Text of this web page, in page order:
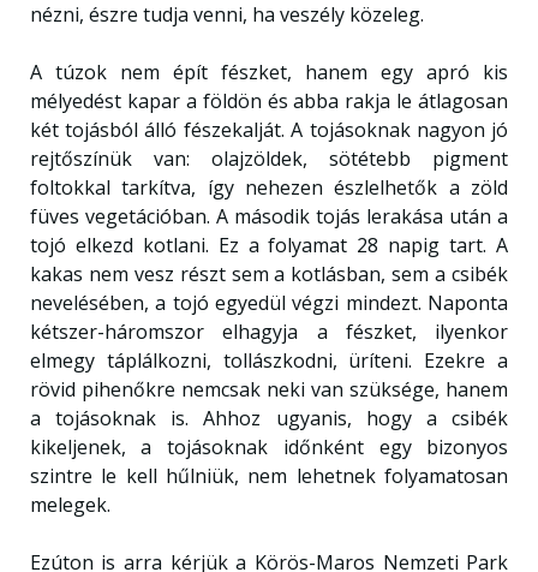
nézni, észre tudja venni, ha veszély közeleg.
A túzok nem épít fészket, hanem egy apró kis
mélyedést kapar a földön és abba rakja le átlagosan
két tojásból álló fészekalját. A tojásoknak nagyon jó
rejtőszínük van: olajzöldek, sötétebb pigment
foltokkal tarkítva, így nehezen észlelhetők a zöld
füves vegetációban. A második tojás lerakása után a
tojó elkezd kotlani. Ez a folyamat 28 napig tart. A
kakas nem vesz részt sem a kotlásban, sem a csibék
nevelésében, a tojó egyedül végzi mindezt. Naponta
kétszer-háromszor elhagyja a fészket, ilyenkor
elmegy táplálkozni, tollászkodni, üríteni. Ezekre a
rövid pihenőkre nemcsak neki van szüksége, hanem
a tojásoknak is. Ahhoz ugyanis, hogy a csibék
kikeljenek, a tojásoknak időnként egy bizonyos
szintre le kell hűlniük, nem lehetnek folyamatosan
melegek.
Ezúton is arra kérjük a Körös-Maros Nemzeti Park